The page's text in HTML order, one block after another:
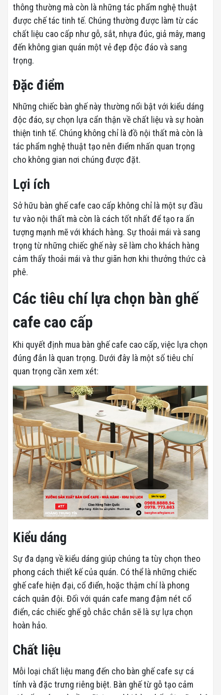
thông thường mà còn là những tác phẩm nghệ thuật
được chế tác tinh tế. Chúng thường được làm từ các
chất liệu cao cấp như gỗ, sắt, nhựa đúc, giả mây, mang
đến không gian quán một vẻ đẹp độc đáo và sang
trọng.
Đặc điểm
Những chiếc bàn ghế này thường nổi bật với kiểu dáng
độc đáo, sự chọn lựa cẩn thận về chất liệu và sự hoàn
thiện tinh tế. Chúng không chỉ là đồ nội thất mà còn là
tác phẩm nghệ thuật tạo nên điểm nhấn quan trọng
cho không gian nơi chúng được đặt.
Lợi ích
Sở hữu bàn ghế cafe cao cấp không chỉ là một sự đầu
tư vào nội thất mà còn là cách tốt nhất để tạo ra ấn
tượng mạnh mẽ với khách hàng. Sự thoải mái và sang
trọng từ những chiếc ghế này sẽ làm cho khách hàng
cảm thấy thoải mái và thư giãn hơn khi thưởng thức cà
phê.
Các tiêu chí lựa chọn bàn ghế
cafe cao cấp
Khi quyết định mua bàn ghế cafe cao cấp, việc lựa chọn
đúng đắn là quan trọng. Dưới đây là một số tiêu chí
quan trọng cần xem xét:
Kiểu dáng
Sự đa dạng về kiểu dáng giúp chúng ta tùy chọn theo
phong cách thiết kế của quán. Có thể là những chiếc
ghế cafe hiện đại, cổ điển, hoặc thậm chí là phong
cách quân đội. Đối với quán cafe mang đậm nét cổ
điển, các chiếc ghế gỗ chắc chắn sẽ là sự lựa chọn
hoàn hảo.
Chất liệu
Mỗi loại chất liệu mang đến cho bàn ghế cafe sự cá
tính và đặc trưng riêng biệt. Bàn ghế từ gỗ tạo cảm